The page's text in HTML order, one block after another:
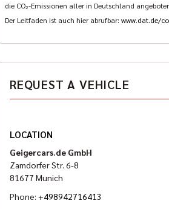
die CO₂-Emissionen aller in Deutschland
Der Leitfaden ist auch hier abrufbar: www.dat.de/
REQUEST A VEHICLE
LOCATION
Geigercars.de GmbH
Zamdorfer Str. 6-8
81677 Munich
Phone: +498942716413